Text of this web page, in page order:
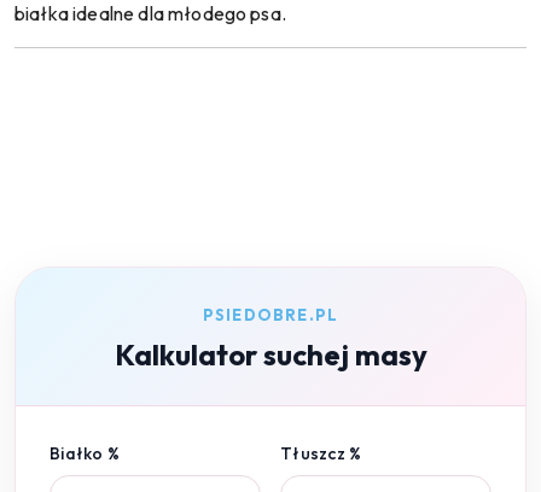
białka idealne dla młodego psa.
PSIEDOBRE.PL
Kalkulator suchej masy
Białko % Tłuszcz %